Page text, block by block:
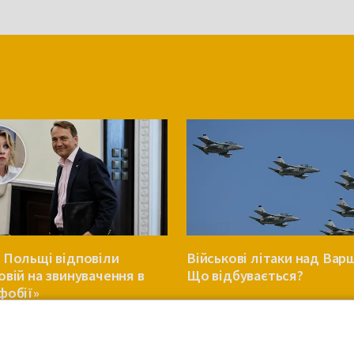
відповіли
на звинувачення в
Військові літаки над
Що відбувається?